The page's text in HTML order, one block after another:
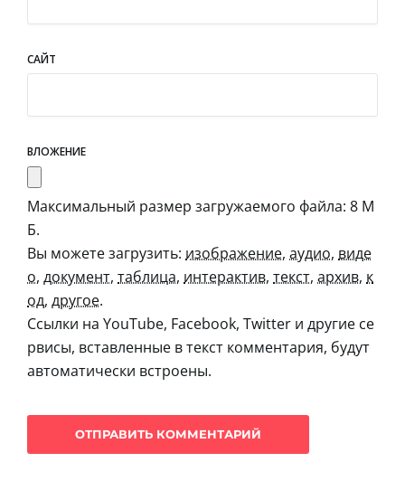
САЙТ
ВЛОЖЕНИЕ
Максимальный размер загружаемого файла: 8 М
Б.
Вы можете загрузить: изображение, аудио, виде
о, документ, таблица, интерактив, текст, архив, к
од, другое.
Ссылки на YouTube, Facebook, Twitter и другие се
рвисы, вставленные в текст комментария, будут
автоматически встроены.